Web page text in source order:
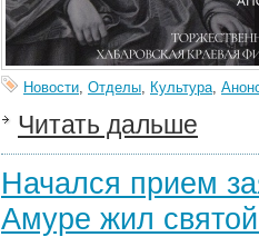
Новости, Отделы, Культура,
Читать дальше
Начался прием
Амуре жил